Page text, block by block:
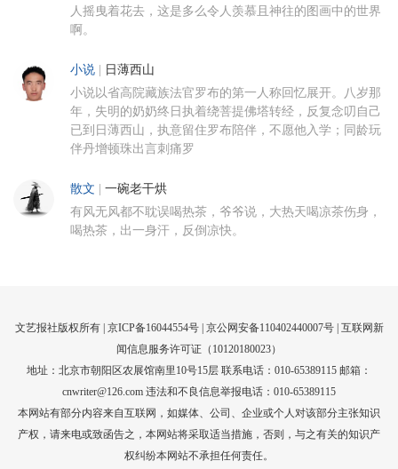
人摇曳着花去，这是多么令人羡慕且神往的图画中的世界
啊。
小说 日薄西山
小说以省高院藏族法官罗布的第一人称回忆展开。八岁那
年，失明的奶奶终日执着绕菩提佛塔转经，反复念叨自己
已到日薄西山，执意留住罗布陪伴，不愿他入学；同龄玩
伴丹增顿珠出言刺痛罗
散文 一碗老干烘
有风无风都不耽误喝热茶，爷爷说，大热天喝凉茶伤身，
喝热茶，出一身汗，反倒凉快。
文艺报社版权所有 | 京ICP备16044554号| 京公网安备110402440007号 | 互联网新
闻信息服务许可证（10120180023）
地址：北京市朝阳区农展馆南里10号15层 联系电话：010-65389115 邮箱：
cnwriter@126.com 违法和不良信息举报电话：010-65389115
本网站有部分内容来自互联网，如媒体、公司、企业或个人对该部分主张知识
产权，请来电或致函告之，本网站将采取适当措施，否则，与之有关的知识产
权纠纷本网站不承担任何责任。